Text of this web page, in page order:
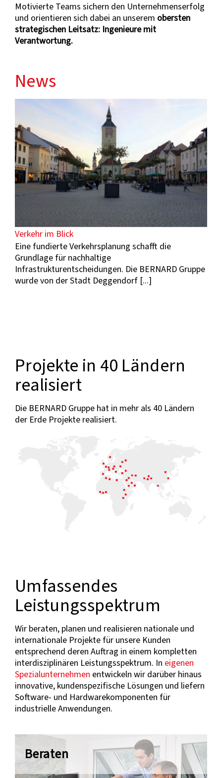
Motivierte Teams sichern den Unternehmenserfolg
und orientieren sich dabei an unserem obersten
strategischen Leitsatz: Ingenieure mit
Verantwortung.
News
Verkehr im Blick
Eine fundierte Verkehrsplanung schafft die
Grundlage für nachhaltige
Infrastrukturentscheidungen. Die BERNARD Gruppe
wurde von der Stadt Deggendorf [...]
Projekte in 40 Ländern
realisiert
Die BERNARD Gruppe hat in mehr als 40 Ländern
der Erde Projekte realisiert.
Umfassendes
Leistungsspektrum
Wir beraten, planen und realisieren nationale und
internationale Projekte für unsere Kunden
entsprechend deren Auftrag in einem kompletten
interdisziplinären Leistungsspektrum. In eigenen
Spezialunternehmen entwickeln wir darüber hinaus
innovative, kundenspezifische Lösungen und liefern
Software- und Hardwarekomponenten für
industrielle Anwendungen.
Beraten